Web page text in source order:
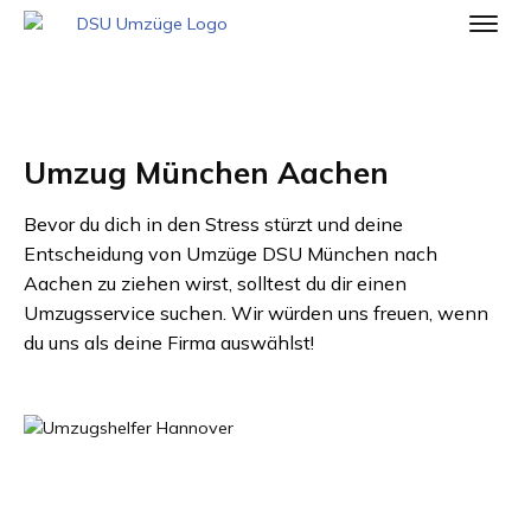
Umzug München Aachen
Bevor du dich in den Stress stürzt und deine
Entscheidung von Umzüge DSU München nach
Aachen zu ziehen wirst, solltest du dir einen
Umzugsservice suchen. Wir würden uns freuen, wenn
du uns als deine Firma auswählst!